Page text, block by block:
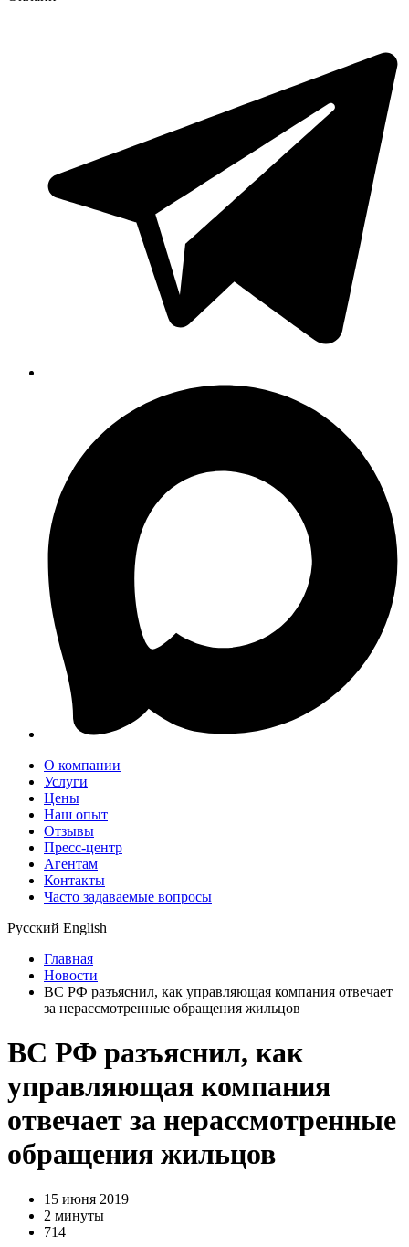
О компании
Услуги
Цены
Наш опыт
Отзывы
Пресс-центр
Агентам
Контакты
Часто задаваемые вопросы
Русский English
Главная
Новости
ВС РФ разъяснил, как управляющая компания отвечает
за нерассмотренные обращения жильцов
ВС РФ разъяснил, как
управляющая компания
отвечает за нерассмотренные
обращения жильцов
15 июня 2019
2 минуты
714